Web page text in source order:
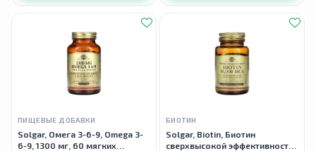
ПИЩЕВЫЕ ДОБАВКИ
Solgar, Омега 3-6-9, Omega 3-
6-9, 1300 мг, 60 мягких
БИОТИН
Solgar, Biotin, Биотин
сверхвысокой эффективности,